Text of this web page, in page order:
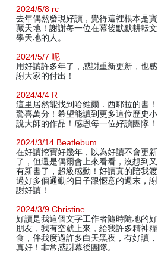
2024/5/8 rc
去年偶然發現好讀，覺得這裡根本是寶
藏天地！謝謝每一位在幕後默默耕耘文
學天地的人。
2024/5/7 呢
用好讀許多年了，感謝重新更新，也感
謝大家的付出！
2024/4/4 R
這里居然能找到哈維爾．西耶拉的書！
驚喜萬分！希望能讀到更多這位歷史小
說大師的作品！感恩每一位好讀團隊！
2024/3/14 Beatlebum
在好讀挖寶好幾年，以為好讀不會更新
了，但還是偶爾會上來看看，沒想到又
有新書了，超級感動！好讀真的陪我渡
過好多個通勤的日子跟愜意的週末，謝
謝好讀！
2024/3/9 Christine
好讀是我這個文字工作者隨時隨地的好
朋友，我有空就上來，給我許多精神糧
食，伴我度過許多白天黑夜，有好讀，
真好！非常感謝幕後團隊。